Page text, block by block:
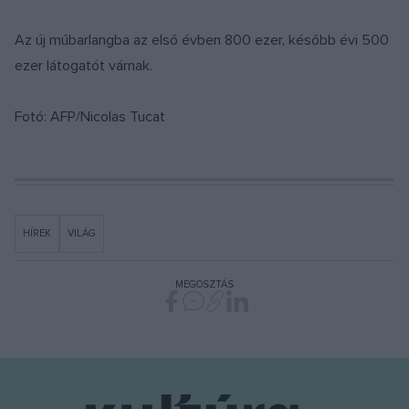
Az új műbarlangba az első évben 800 ezer, később évi 500
ezer látogatót várnak.
Fotó: AFP/Nicolas Tucat
HÍREK VILÁG
MEGOSZTÁS